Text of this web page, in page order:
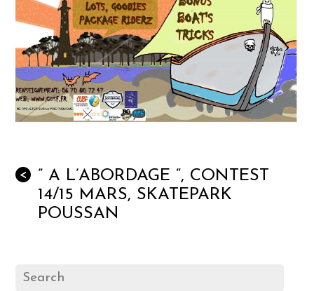
<
” A L’ABORDAGE “, CONTEST
14/15 MARS, SKATEPARK
POUSSAN